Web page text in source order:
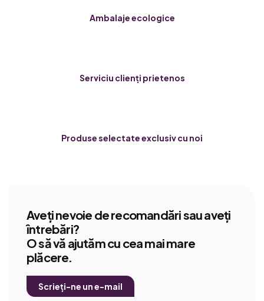
Ambalaje ecologice
Serviciu clienți prietenos
Produse selectate exclusiv cu noi
Aveți nevoie de recomandări sau aveți
întrebări?
O să vă ajutăm cu cea mai mare
plăcere.
Scrieți-ne un e-mail